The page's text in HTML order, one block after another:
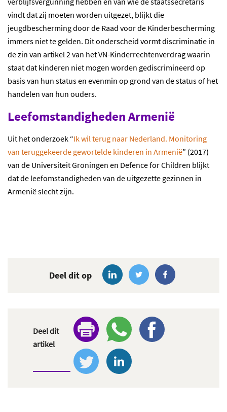
vindt dat zij moeten worden uitgezet, blijkt die
jeugdbescherming door de Raad voor de Kinderbescherming
immers niet te gelden. Dit onderscheid vormt discriminatie in
de zin van artikel 2 van het VN-Kinderrechtenverdrag waarin
staat dat kinderen niet mogen worden gediscrimineerd op
basis van hun status en evenmin op grond van de status of het
handelen van hun ouders.
Leefomstandigheden Armenië
Uit het onderzoek “Ik wil terug naar Nederland. Monitoring
van teruggekeerde gewortelde kinderen in Armenië” (2017)
van de Universiteit Groningen en Defence for Children blijkt
dat de leefomstandigheden van de uitgezette gezinnen in
Armenië slecht zijn.
Deel dit op
Deel dit
artikel